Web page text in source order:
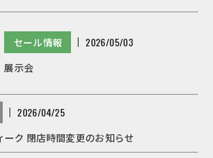
セール情報
2026/05/03
展示会
2026/04/25
ーク 閉店時間変更のお知らせ